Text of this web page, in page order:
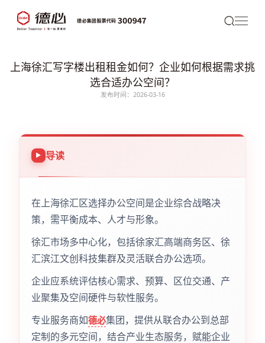
上海徐汇写字楼出租租金如何？企业如何根据需求挑
选合适办公空间？
发布时间：2026-03-16
导读
在上海徐汇区选择办公空间是企业综合战略决
策，需平衡成本、人才与形象。
徐汇市场多中心化，包括徐家汇高端商务区、徐
汇滨江文创科技集群及灵活联合办公选项。
企业应系统评估核心需求、预算、区位交通、产
业聚集及空间硬件与软性服务。
专业服务商如德必集团，提供从联合办公到总部
定制的多元空间，结合产业生态服务，赋能企业